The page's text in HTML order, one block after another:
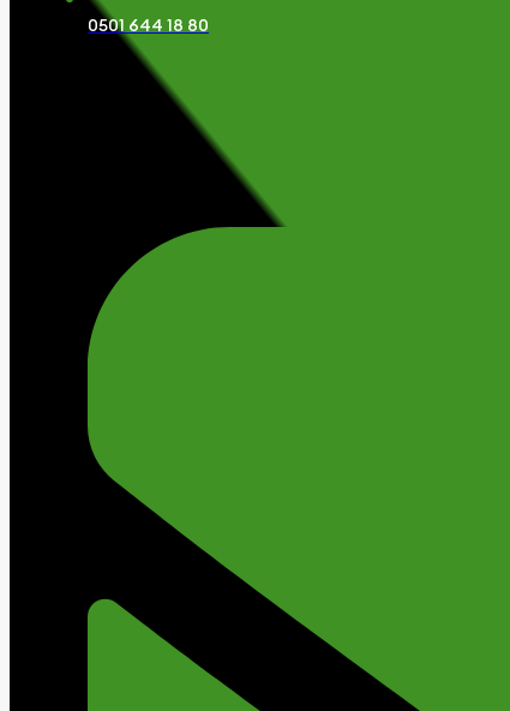
0501 644 18 80